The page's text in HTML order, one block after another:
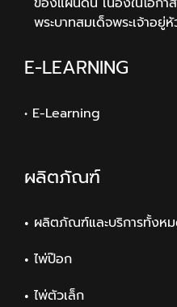
พระบาทสมเด็จพระเจ้าอ
E-LEARNING
• E-Learning
ผลิตภัณฑ์
ผลิตภัณฑ์และบริการทั้งห
ไพ่ป๊อก
ไพ่ตัวเล็ก